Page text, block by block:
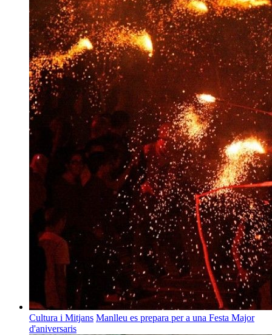
Cultura i Mitjans Manlleu es prepara per a una Festa Major
d'aniversaris